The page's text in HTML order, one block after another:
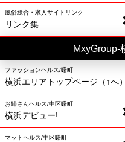
風俗総合・求人サイトリンク
リンク集
ファッションヘルス/曙町
横浜エリアトップページ（↑へ）
お姉さんヘルス/中区曙町
横浜デビュー!
マットヘルス/中区曙町